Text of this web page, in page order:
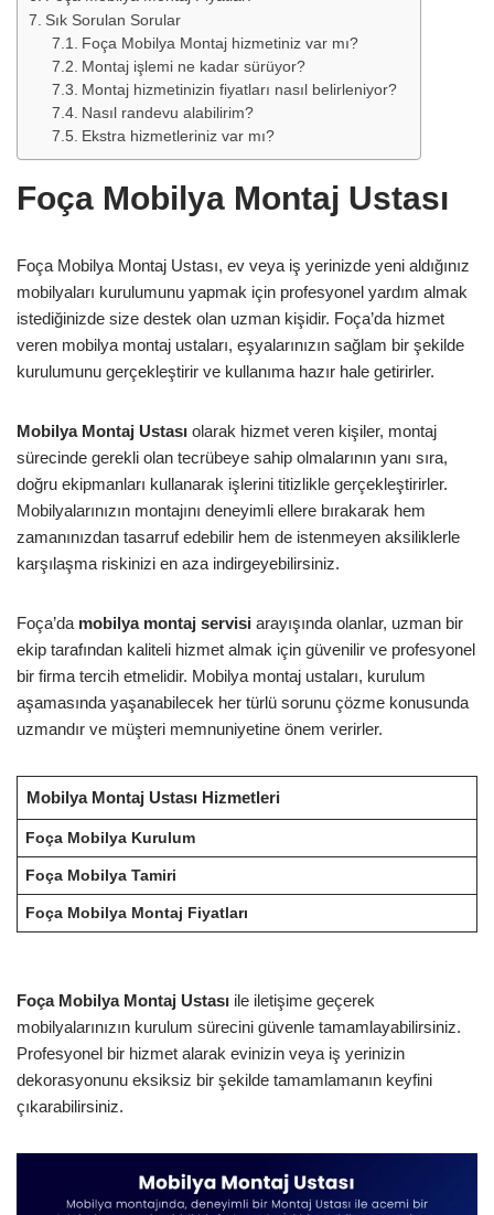
Sık Sorulan Sorular
Foça Mobilya Montaj hizmetiniz var mı?
Montaj işlemi ne kadar sürüyor?
Montaj hizmetinizin fiyatları nasıl belirleniyor?
Nasıl randevu alabilirim?
Ekstra hizmetleriniz var mı?
Foça Mobilya Montaj Ustası
Foça Mobilya Montaj Ustası, ev veya iş yerinizde yeni aldığınız
mobilyaları kurulumunu yapmak için profesyonel yardım almak
istediğinizde size destek olan uzman kişidir. Foça’da hizmet
veren mobilya montaj ustaları, eşyalarınızın sağlam bir şekilde
kurulumunu gerçekleştirir ve kullanıma hazır hale getirirler.
Mobilya Montaj Ustası olarak hizmet veren kişiler, montaj
sürecinde gerekli olan tecrübeye sahip olmalarının yanı sıra,
doğru ekipmanları kullanarak işlerini titizlikle gerçekleştirirler.
Mobilyalarınızın montajını deneyimli ellere bırakarak hem
zamanınızdan tasarruf edebilir hem de istenmeyen aksiliklerle
karşılaşma riskinizi en aza indirgeyebilirsiniz.
Foça’da mobilya montaj servisi arayışında olanlar, uzman bir
ekip tarafından kaliteli hizmet almak için güvenilir ve profesyonel
bir firma tercih etmelidir. Mobilya montaj ustaları, kurulum
aşamasında yaşanabilecek her türlü sorunu çözme konusunda
uzmandır ve müşteri memnuniyetine önem verirler.
Mobilya Montaj Ustası Hizmetleri
Foça Mobilya Kurulum
Foça Mobilya Tamiri
Foça Mobilya Montaj Fiyatları
Foça Mobilya Montaj Ustası ile iletişime geçerek
mobilyalarınızın kurulum sürecini güvenle tamamlayabilirsiniz.
Profesyonel bir hizmet alarak evinizin veya iş yerinizin
dekorasyonunu eksiksiz bir şekilde tamamlamanın keyfini
çıkarabilirsiniz.